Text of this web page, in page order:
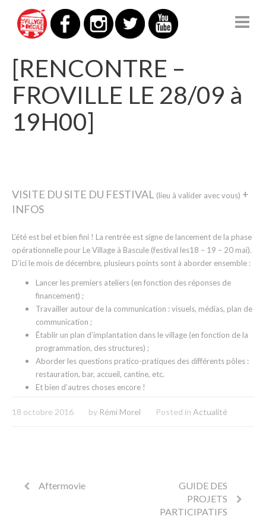
[RENCONTRE –
FROVILLE LE 28/09 à
19H00]
VISITE DU SITE DU FESTIVAL (lieu à valider avec vous) +
INFOS
L’été est bel et bien fini ! La rentrée est signe de lancement de la phase
opérationnelle pour Le Village à Bascule (festival les18 – 19 – 20 mai).
D’ici le mois de décembre, plusieurs points sont à aborder ensemble :
Lancer les premiers ateliers (en fonction des réponses de
financement) ;
Travailler autour de la communication : visuels, médias, plan de
communication ;
Établir un plan d’implantation dans le village (en fonction de la
programmation, des structures) ;
Aborder les questions pratico-pratiques des différents pôles :
restauration, bar, accueil, cantine, etc.
Et bien d’autres choses encore !
18 octobre 2016 by Rémi Morel Posted in Actualité
Aftermovie
GUIDE DES
PROJETS
PARTICIPATIFS